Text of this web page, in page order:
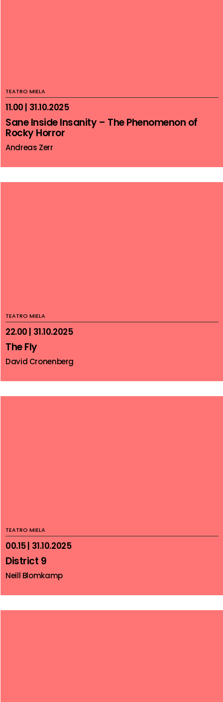
TEATRO MIELA
11.00 | 31.10.2025
Sane Inside Insanity – The Phenomenon of
Rocky Horror
Andreas Zerr
TEATRO MIELA
22.00 | 31.10.2025
The Fly
David Cronenberg
TEATRO MIELA
00.15 | 31.10.2025
District 9
Neill Blomkamp